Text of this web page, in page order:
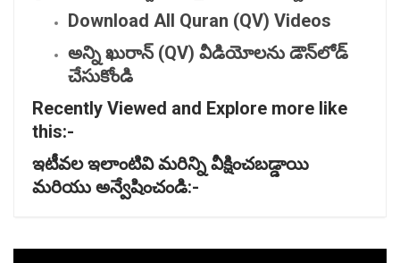
Download All Quran (QV) Videos
అన్నిఖురాన్ (QV) వీడియోలను డౌన్‌లోడ్
చేసుకోండి
Recently Viewed and Explore more like
this:-
ఇటీవలఇలాంటివిమరిన్నివీక్షించబడ్డాయి
మరియు అన్వేషించండి:-